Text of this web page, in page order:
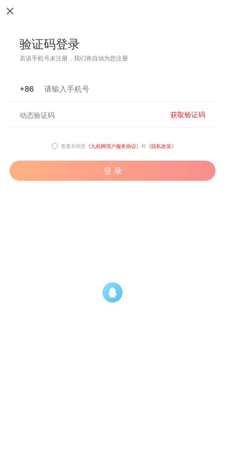
验证码登录
若该手机号未注册，我们将自动为您注册
+86
获取验证码
查看并同意 《九机网用户服务协议》 和 《隐私政策》
登 录